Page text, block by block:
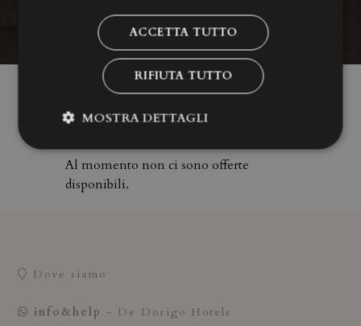
Pacchetti e offerte per
Passo Campolongo.
Al momento non ci sono offerte
disponibili.
Dove siamo
info&help - De Dorigo Hotels
ACCETTA TUTTO
RIFIUTA TUTTO
MOSTRA DETTAGLI